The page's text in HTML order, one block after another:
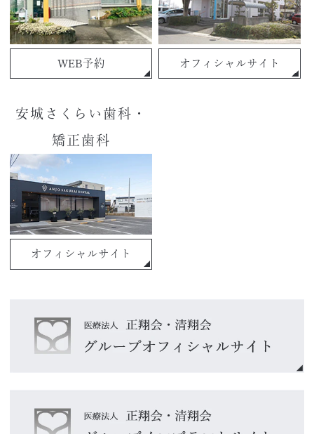
WEB予約 オフィシャルサイト
安城さくらい歯科・
矯正歯科
オフィシャルサイト